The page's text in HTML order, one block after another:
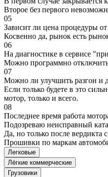
Второе без первого
05
Зависит ли цена процедуры
Косвенно да, рынок есть
06
На диагностике в сервисе
Можно программно отключить
07
Можно ли улучшить разгон и
Если только будете в это
мотор, только и всего.
08
Последнее время работа
Подозреваю неисправный
Да, но только после вердикта
Прошивки по маркам
Легковые
Лёгкие коммерческие
Грузовики